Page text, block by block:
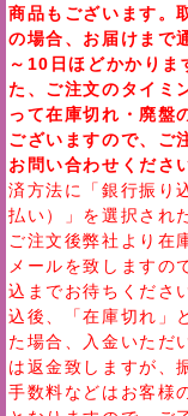
商品もございます。
の場合、お届けまで
～10日ほどかかりま
た、ご注文のタイミ
って在庫切れ・廃盤
ございますので、ご
お問い合わせくださ
済方法に「銀行振り
払い）」を選択され
ご注文後弊社より在
メールを致しますの
込までお待ちくださ
込後、「在庫切れ」
た場合、入金いただ
は返金致しますが、
手数料などはお客様